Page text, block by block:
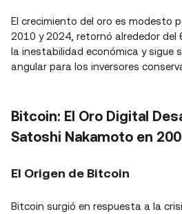
El crecimiento del oro es modesto
2010 y 2024, retornó alrededor del
la inestabilidad económica y sigue
angular para los inversores
Bitcoin: El Oro Digital
Satoshi Nakamoto en
El Origen de Bitcoin
Bitcoin surgió en respuesta a la